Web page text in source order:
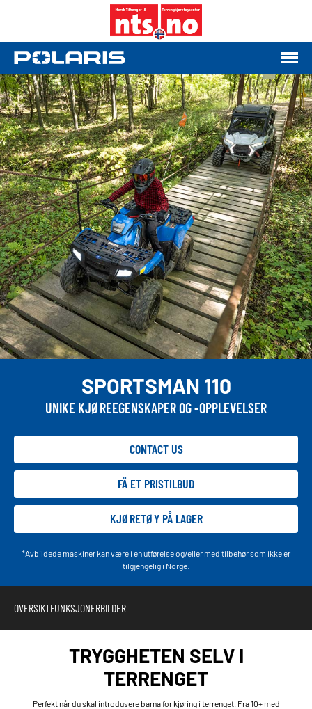
SPORTSMAN 110
UNIKE KJØREEGENSKAPER OG -OPPLEVELSER
CONTACT US
FÅ ET PRISTILBUD
KJØRETØY PÅ LAGER
*Avbildede maskiner kan være i en utførelse og/eller med tilbehør som ikke er
tilgjengelig i Norge.
OVERSIKTFUNKSJONERBILDER
TRYGGHETEN SELV I
TERRENGET
Perfekt når du skal introdusere barna for kjøring i terrenget. Fra 10+ med